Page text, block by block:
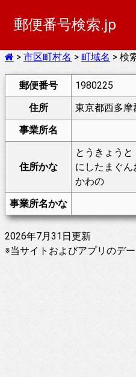
郵便番号検索.jp
> 市区町村名 > 町域名 > 検
郵便番号
1980225
住所
東京都西多摩
事業所名
住所かな
とうきょうと
にしたまぐん
かわの
事業所名かな
2026年7月31日更新
※当サイトおよびアプリのデ